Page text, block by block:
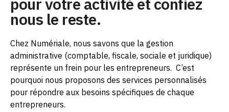
nous le reste.
Chez Numériale, nous savons que la gestion
administrative (comptable, fiscale, sociale et juridique)
représente un frein pour les entrepreneurs. C’est
pourquoi nous proposons des services personnalisés
pour répondre aux besoins spécifiques de chaque
entrepreneurs.